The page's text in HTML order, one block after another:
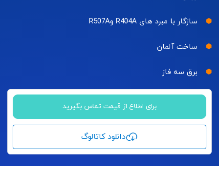
سازگار با مبرد های R404A وR507A
ساخت آلمان
برق سه فاز
برای اطلاع از قیمت تماس بگیرید
دانلود کاتالوگ